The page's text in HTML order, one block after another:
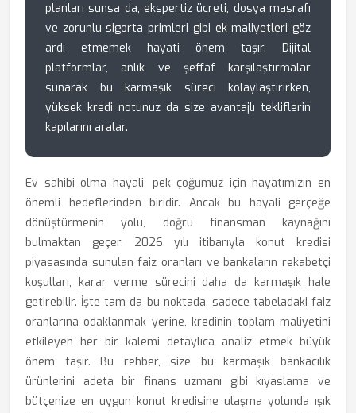
planları sunsa da, ekspertiz ücreti, dosya masrafı
ve zorunlu sigorta primleri gibi ek maliyetleri göz
ardı etmemek hayati önem taşır. Dijital
platformlar, anlık ve şeffaf karşılaştırmalar
sunarak bu karmaşık süreci kolaylaştırırken,
yüksek kredi notunuz da size avantajlı tekliflerin
kapılarını aralar.
Ev sahibi olma hayali, pek çoğumuz için hayatımızın en
önemli hedeflerinden biridir. Ancak bu hayali gerçeğe
dönüştürmenin yolu, doğru finansman kaynağını
bulmaktan geçer. 2026 yılı itibarıyla konut kredisi
piyasasında sunulan faiz oranları ve bankaların rekabetçi
koşulları, karar verme sürecini daha da karmaşık hale
getirebilir. İşte tam da bu noktada, sadece tabeladaki faiz
oranlarına odaklanmak yerine, kredinin toplam maliyetini
etkileyen her bir kalemi detaylıca analiz etmek büyük
önem taşır. Bu rehber, size bu karmaşık bankacılık
ürünlerini adeta bir finans uzmanı gibi kıyaslama ve
bütçenize en uygun konut kredisine ulaşma yolunda ışık